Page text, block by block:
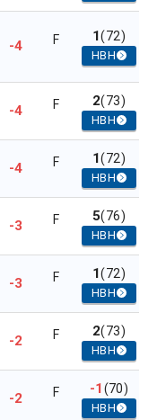
-4 F 1(72)
HBH
-4 F 2(73)
HBH
-4 F 1(72)
HBH
-3 F 5(76)
HBH
-3 F 1(72)
HBH
-2 F 2(73)
HBH
-2 F -1(70)
HBH